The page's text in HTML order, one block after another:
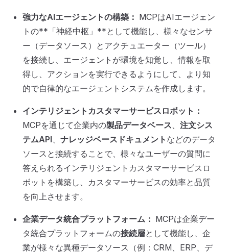
強力なAIエージェントの構築： MCPはAIエージェン
トの**「神経中枢」**として機能し、様々なセンサ
ー（データソース）とアクチュエーター（ツール）
を接続し、エージェントが環境を知覚し、情報を取
得し、アクションを実行できるようにして、より知
的で自律的なエージェントシステムを作成します。
インテリジェントカスタマーサービスロボット：
MCPを通じて企業内の製品データベース、 注文シス
テムAPI、 ナレッジベースドキュメント などのデータ
ソースと接続することで、様々なユーザーの質問に
答えられるインテリジェントカスタマーサービスロ
ボットを構築し、カスタマーサービスの効率と品質
を向上させます。
企業データ統合プラットフォーム： MCPは企業デー
タ統合プラットフォームの接続層として機能し、企
業が様々な異種データソース（例：CRM、ERP、デ